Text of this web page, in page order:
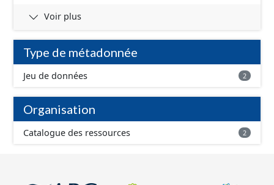
Voir plus
Type de métadonnée
Jeu de données 2
Organisation
Catalogue des ressources 2